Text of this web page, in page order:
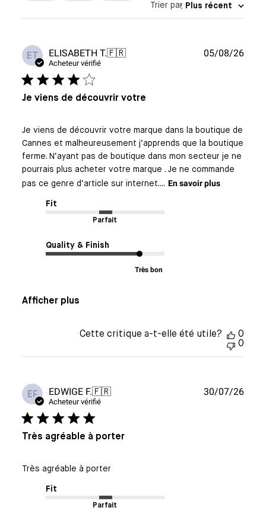
Trier par: Plus récent
ET ELISABETH T.🇫🇷
Acheteur vérifié
Je viens de découvrir votre
Je viens de découvrir votre marque dans la boutique de
Cannes et malheureusement j’apprends que la boutique
ferme. N’ayant pas de boutique dans mon secteur je ne
pourrais plus acheter votre marque . Je ne commande
pas ce genre d’article sur internet.... En savoir plus
Fit
Parfait
Quality & Finish
Très bon
Afficher plus
Date
05/08/26
Cette critique a-t-elle été utile?
0
0
EF EDWIGE F.🇫🇷
Acheteur vérifié
Très agréable à porter
Très agréable à porter
Fit
Parfait
Date
30/07/26